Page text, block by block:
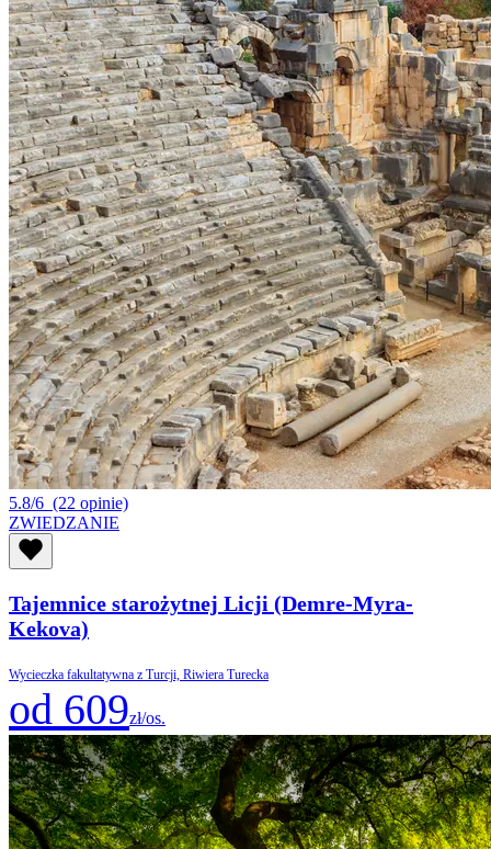
5.8/6 (22 opinie)
ZWIEDZANIE
Tajemnice starożytnej Licji (Demre-Myra-
Kekova)
Wycieczka fakultatywna z Turcji, Riwiera Turecka
od 609zł/os.